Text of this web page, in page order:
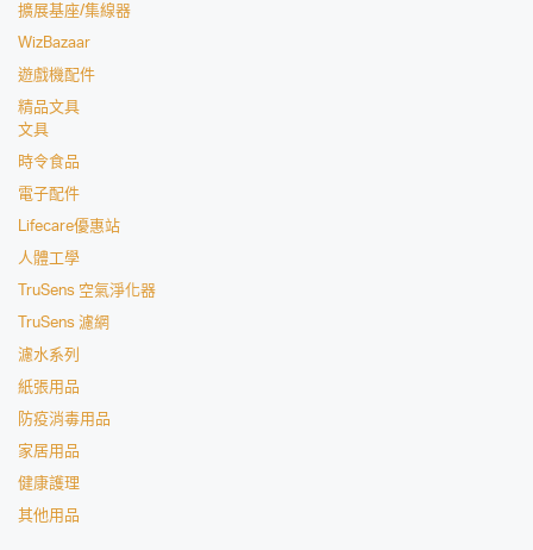
擴展基座/集線器
WizBazaar
遊戲機配件
精品文具
文具
時令食品
電子配件
Lifecare優惠站
人體工學
TruSens 空氣淨化器
TruSens 濾網
濾水系列
紙張用品
防疫消毒用品
家居用品
健康護理
其他用品